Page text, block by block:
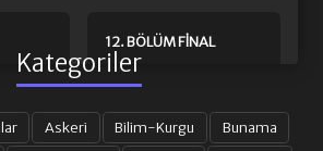
12. BÖLÜM FINAL
Kategoriler
Askeri Bilim-Kurgu
Bunama